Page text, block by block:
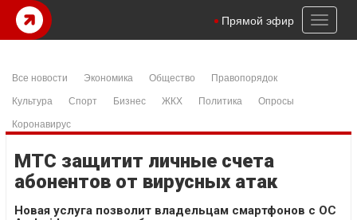
Toggle
Прямой эфир
Все новости Экономика Общество
Правопорядок
Культура
Спорт Бизнес ЖКХ Политика
Опросы
Коронавирус
МТС защитит личные счета
абонентов от вирусных атак
Новая услуга позволит владельцам смартфонов с ОС